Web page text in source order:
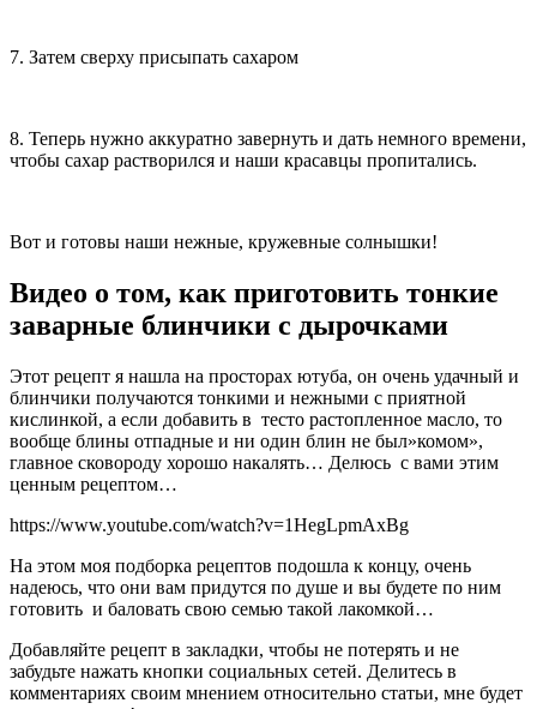
7. Затем сверху присыпать сахаром
8. Теперь нужно аккуратно завернуть и дать немного времени,
чтобы сахар растворился и наши красавцы пропитались.
Вот и готовы наши нежные, кружевные солнышки!
Видео о том, как приготовить тонкие
заварные блинчики с дырочками
Этот рецепт я нашла на просторах ютуба, он очень удачный и
блинчики получаются тонкими и нежными с приятной
кислинкой, а если добавить в тесто растопленное масло, то
вообще блины отпадные и ни один блин не был»комом»,
главное сковороду хорошо накалять… Делюсь с вами этим
ценным рецептом…
https://www.youtube.com/watch?v=1HegLpmAxBg
На этом моя подборка рецептов подошла к концу, очень
надеюсь, что они вам придутся по душе и вы будете по ним
готовить и баловать свою семью такой лакомкой…
Добавляйте рецепт в закладки, чтобы не потерять и не
забудьте нажать кнопки социальных сетей. Делитесь в
комментариях своим мнением относительно статьи, мне будет